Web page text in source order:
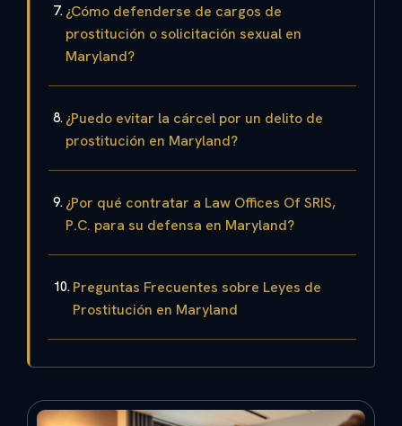
¿Cómo defenderse de cargos de
prostitución o solicitación sexual en
Maryland?
¿Puedo evitar la cárcel por un delito de
prostitución en Maryland?
¿Por qué contratar a Law Offices Of SRIS,
P.C. para su defensa en Maryland?
Preguntas Frecuentes sobre Leyes de
Prostitución en Maryland